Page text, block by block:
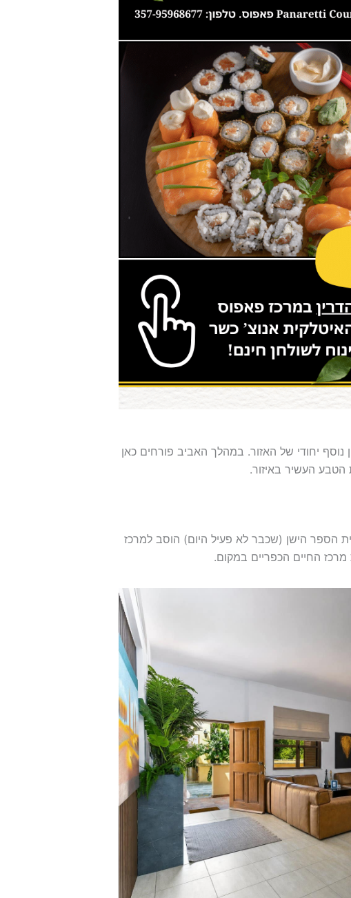
יחודי של האזור. במהלך האביב פורחים כאן
הטבע העשיר באיזור.
הספר הישן (שכבר לא פעיל היום) הוסב למרכז
החיים הכפריים במקום.